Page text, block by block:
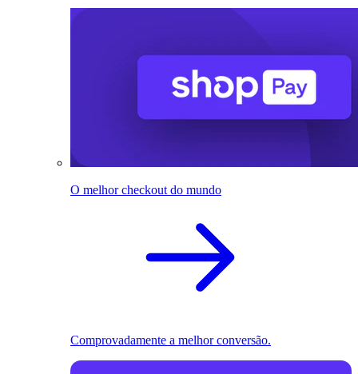
O melhor checkout do mundo
Comprovadamente a melhor conversão.